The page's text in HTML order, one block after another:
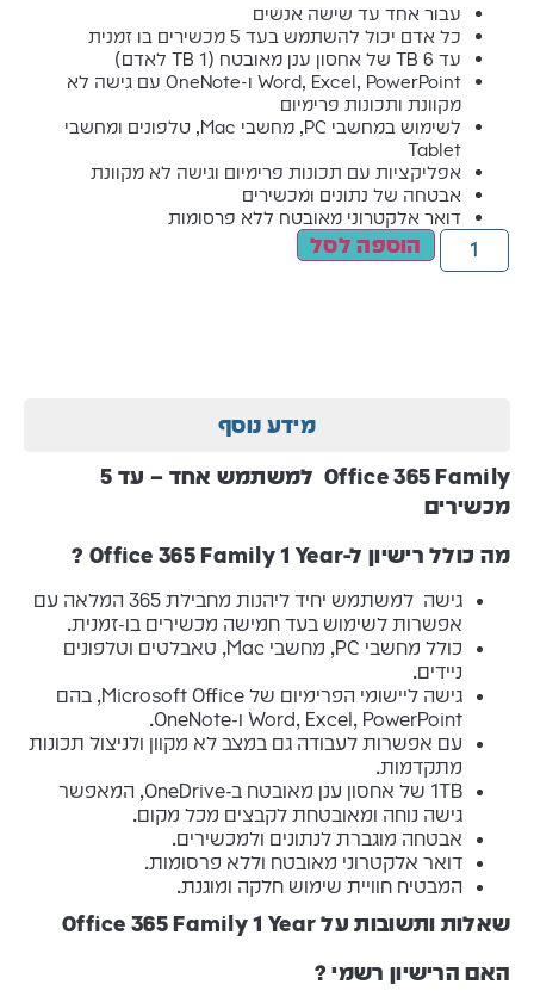
עבור אחד עד שישה אנשים
כל אדם יכול להשתמש בעד 5 מכשירים בו זמנית
עד 6 TB של אחסון ענן מאובטח (1 TB לאדם)
Word, Excel, PowerPoint ו-OneNote עם גישה לא
מקוונת ותכונות פרימיום
לשימוש במחשבי PC, מחשבי ‏Mac, טלפונים ומחשבי
Tablet
אפליקציות עם תכונות פרימיום וגישה לא מקוונת
אבטחה של נתונים ומכשירים
דואר אלקטרוני מאובטח ללא פרסומות
הוספה לסל
מידע נוסף
Office 365 Family למשתמש אחד – עד 5
מכשירים
מה כולל רישיון ל-Office 365 Family 1 Year ?
גישה למשתמש יחיד ליהנות מחבילת 365 המלאה עם
אפשרות לשימוש בעד חמישה מכשירים בו-זמנית.
כולל מחשבי PC, מחשבי Mac, טאבלטים וטלפונים
ניידים.
גישה ליישומי הפרימיום של Microsoft Office, בהם
Word, Excel, PowerPoint ו-OneNote.
עם אפשרות לעבודה גם במצב לא מקוון ולניצול תכונות
מתקדמות.
1TB של אחסון ענן מאובטח ב-OneDrive, המאפשר
גישה נוחה ומאובטחת לקבצים מכל מקום.
אבטחה מוגברת לנתונים ולמכשירים.
דואר אלקטרוני מאובטח וללא פרסומות.
המבטיח חוויית שימוש חלקה ומוגנת.
שאלות ותשובות על Office 365 Family 1 Year
האם הרישיון רשמי ?